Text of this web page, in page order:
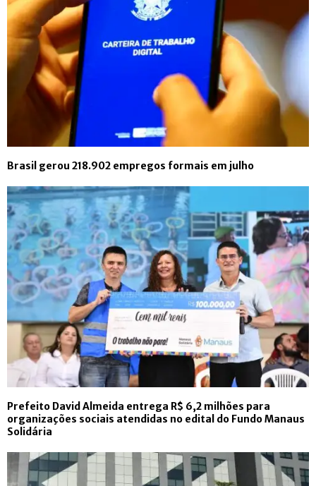
Brasil gerou 218.902 empregos formais em julho
Prefeito David Almeida entrega R$ 6,2 milhões para
organizações sociais atendidas no edital do Fundo Manaus
Solidária